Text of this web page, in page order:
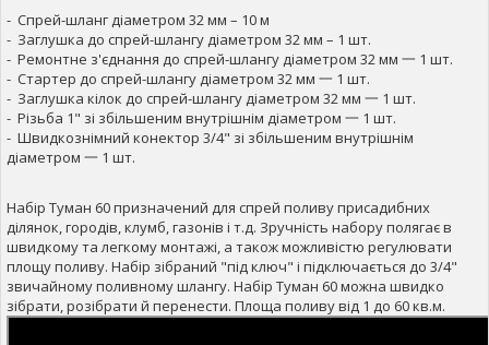
- Спрей-шланг діаметром 32 мм – 10 м
- Заглушка до спрей-шлангу діаметром 32 мм – 1 шт.
- Ремонтне з'єднання до спрей-шлангу діаметром 32 мм 一 1 шт.
- Стартер до спрей-шлангу діаметром 32 мм 一 1 шт.
- Заглушка кілок до спрей-шлангу діаметром 32 мм 一 1 шт.
- Різьба 1" зі збільшеним внутрішнім діаметром 一 1 шт.
- Швидкознімний конектор 3/4" зі збільшеним внутрішнім
діаметром 一 1 шт.
Набір Туман 60 призначений для спрей поливу присадибних
ділянок, городів, клумб, газонів і т.д. Зручність набору полягає в
швидкому та легкому монтажі, а також можливістю регулювати
площу поливу. Набір зібраний "під ключ" і підключається до 3/4"
звичайному поливному шлангу. Набір Туман 60 можна швидко
зібрати, розібрати й перенести. Площа поливу від 1 до 60 кв.м.